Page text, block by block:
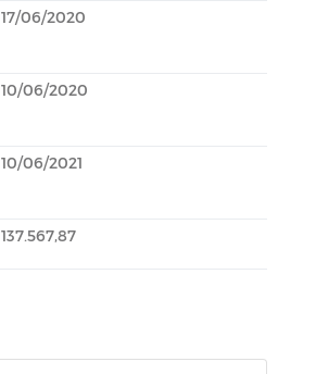
17/06/2020
10/06/2020
10/06/2021
137.567,87